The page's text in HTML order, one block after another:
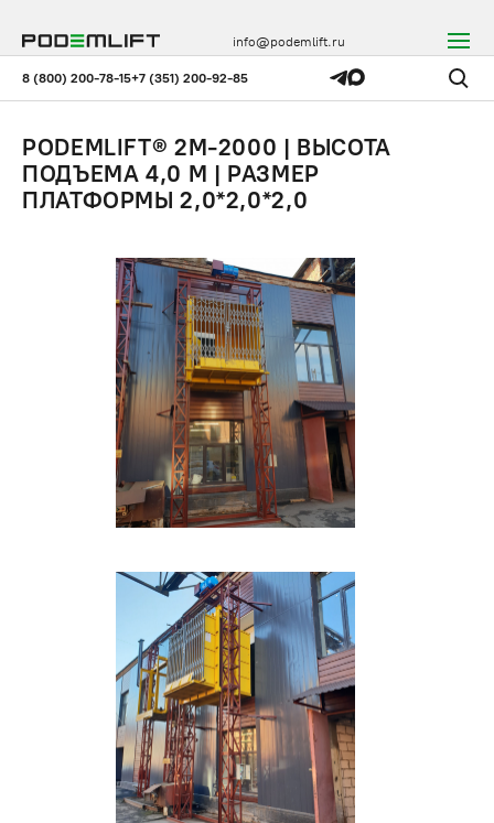
8 (800) 200-78-15+7 (351) 200-92-85
info@podemlift.ru
PODEMLIFT® 2M-2000 | ВЫСОТА
ПОДЪЕМА 4,0 М | РАЗМЕР
ПЛАТФОРМЫ 2,0*2,0*2,0